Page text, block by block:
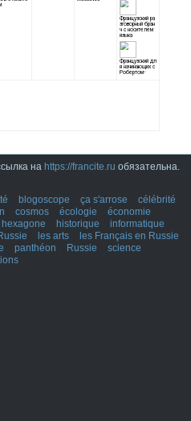
на https://francite.ru обязательна.
blogoscope ça s'arrose
célébrité
cosmos écologie
économie
hexagone historique
informatique
les arts
les Français en Russie
panthéon Russie
science